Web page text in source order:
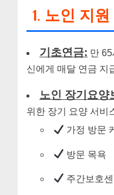
1. 노인 지원
기초연금: 만
신에게 매달 연금 지
노인 장기요양
위한 장기 요양 서비
가정 방문
방문 목욕
주간보호